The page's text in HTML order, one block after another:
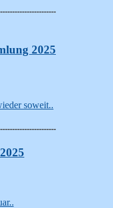
2025
soweit..